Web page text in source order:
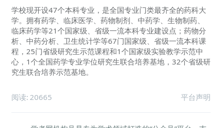
学校现开设47个本科专业，是全国专业门类最齐全的药科大
学。拥有药学、临床医学、药物制剂、中药学、生物制药、
临床药学等21个国家级、省级一流本科专业建设点；药物分
析、中药分析、卫生统计学等67门国家级、省级一流本科课
程，25门省级研究生示范课程和1个国家级实验教学示范中
心，1个全国药学专业学位研究生联合培养基地，32个省级研
究生联合培养示范基地。
阅读: 20665 平台声明